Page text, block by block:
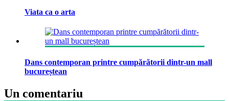
Viata ca o arta
Dans contemporan printre cumpărătorii dintr-un mall
bucureștean
Un comentariu